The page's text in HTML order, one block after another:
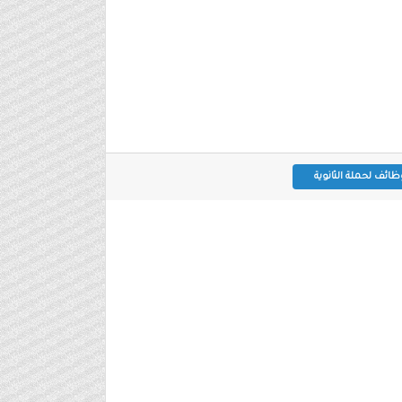
لحملة الثانوية